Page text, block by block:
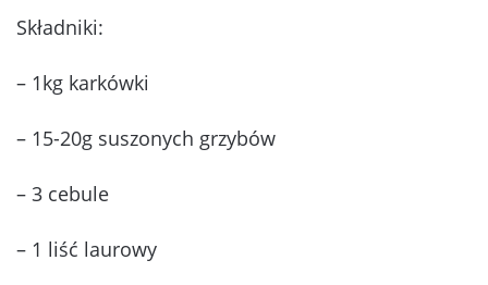
Składniki:
– 1kg karkówki
– 15-20g suszonych grzybów
– 3 cebule
– 1 liść laurowy